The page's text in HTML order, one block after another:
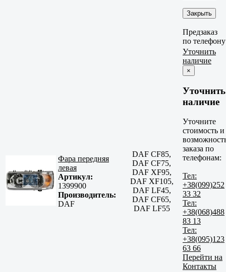
Закрыть
Предзаказ
по телефону
Фара передняя
левая
Артикул:
1399900
Производитель:
DAF
DAF CF85,
DAF CF75,
DAF XF95,
DAF XF105,
DAF LF45,
DAF CF65,
DAF LF55
Уточнить
наличие
×
Уточнить
наличие
Уточните
стоимость и
заказа по
телефонам:
Тел:
+38(099)252
33 32
Тел:
+38(068)488
83 13
Тел:
+38(095)123
63 66
Перейти на
Контакты